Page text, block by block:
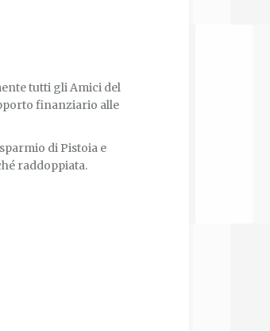
tutti gli Amici del
finanziario alle
di Pistoia e
raddoppiata.